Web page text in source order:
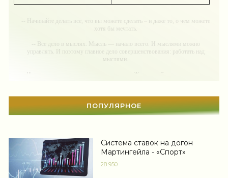
Новости звезд (420)
Гадания (12)
Увлечения
Мир женщины
-- Начинайте делать все, что вы можете сделать – и даже то, о чем можете
хотя бы мечтать.
-- Все дело в мыслях. Мысль — начало всего. И мыслями можно
управлять. И поэтому главное дело совершенствования: работать над
мыслями.
-- Идите уверенно по направлению к мечте. Живите той жизнью, которую
-- Самое большое богатство — это ум. Самая большая нищета — глупость.
Из всех страхов самый пугающий — самолюбование.
-- Люблю давать советы и очень не люблю, когда их дают мне.
Коаксиальная кабельная сборка
ПОПУЛЯРНОЕ
Система ставок на догон
Мартингейла - «Спорт»
28 950